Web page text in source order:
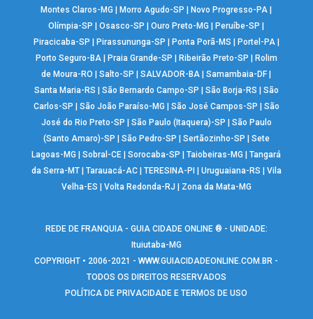
Montes Claros-MG
Morro Agudo-SP Novo Progresso-PA
Olímpia-SP
|Osasco-SP |Ouro Preto-MG Peruíbe-SP
Piracicaba-SP
Pirassununga-SP Ponta Porã-MS Portel-PA|
Porto Seguro-BA| Praia Grande-SP Ribeirão Preto-SP
Rolim
de Moura-RO
|Salto-SP |SALVADOR-BA |Samambaia-DF
Santa Maria-RS
São Bernardo Campo-SP São Borja-RS
São
Carlos-SP
São João Paraíso-MG São José Campos-SP
São
José do Rio Preto-SP
São Paulo (Itaquera)-SP
São Paulo
(Santo Amaro)-SP
São Pedro-SP Sertãozinho-SP
Sete
Lagoas-MG
|Sobral-CE |Sorocaba-SP |Taiobeiras-MG |Tangará
da Serra-MT| Tarauacá-AC| TERESINA-PI Uruguaiana-RS
Vila
Velha-ES
Volta Redonda-RJ Zona da Mata-MG
REDE DE FRANQUIA - GUIA CIDADE ONLINE ® - UNIDADE:
Ituiutaba-MG
COPYRIGHT • 2006-2021 -WWW.GUIACIDADEONLINE.COM.BR -
TODOS OS DIREITOS RESERVADOS
POLÍTICA DE PRIVACIDADE E TERMOS DE USO